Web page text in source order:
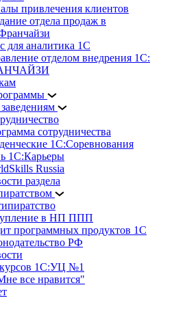
привлечения клиентов
отдела продаж в
для аналитика 1С
отделом внедрения 1С:
сотрудничества
1С:Соревнования
1С:Карьеры
Russia
раздела
в НП ППП
программных продуктов 1С
РФ
1С:УЦ №1
все нравится"